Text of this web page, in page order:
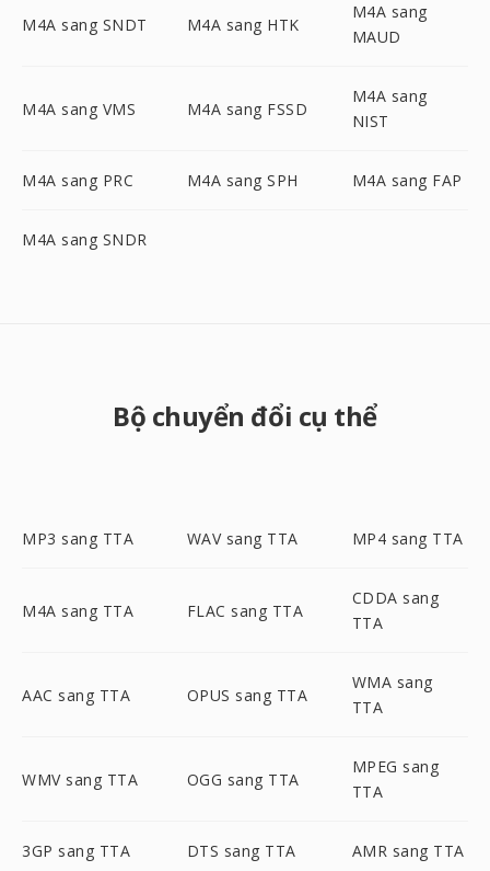
M4A sang SNDT M4A sang HTK
M4A sang
MAUD
M4A sang VMS M4A sang FSSD
M4A sang
NIST
M4A sang PRC M4A sang SPH M4A sang FAP
M4A sang SNDR
Bộ chuyển đổi cụ thể
MP3 sang TTA WAV sang TTA MP4 sang TTA
M4A sang TTA FLAC sang TTA
CDDA sang
TTA
AAC sang TTA OPUS sang TTA
WMA sang
TTA
WMV sang TTA OGG sang TTA
MPEG sang
TTA
3GP sang TTA DTS sang TTA AMR sang TTA